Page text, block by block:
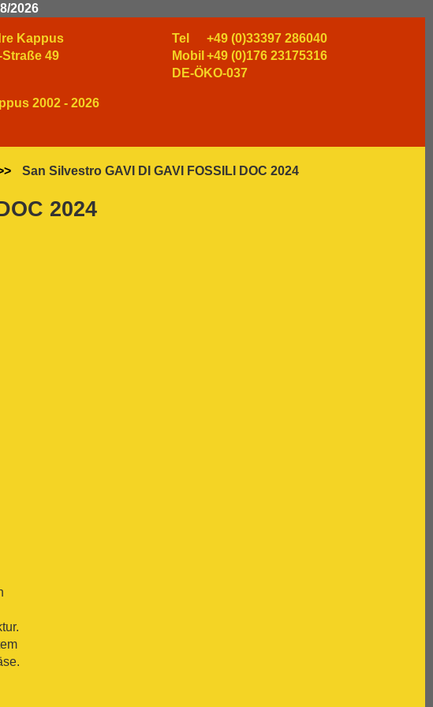
2026
Kappus
49
Tel
+49 (0)33397 286040
Mobil +49 (0)176 23175316
DE-ÖKO-037
2002 - 2026
San Silvestro GAVI DI GAVI FOSSILI DOC 2024
2024